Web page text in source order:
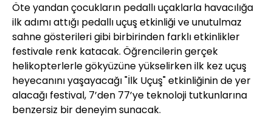
Öte yandan çocukların pedallı uçaklarla havacılığa
ilk adımı attığı pedallı uçuş etkinliği ve unutulmaz
sahne gösterileri gibi birbirinden farklı etkinlikler
festivale renk katacak. Öğrencilerin gerçek
helikopterlerle gökyüzüne yükselirken ilk kez uçuş
heyecanını yaşayacağı "İlk Uçuş" etkinliğinin de yer
alacağı festival, 7’den 77’ye teknoloji tutkunlarına
benzersiz bir deneyim sunacak.